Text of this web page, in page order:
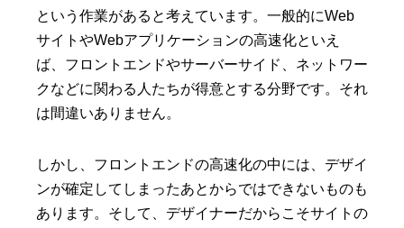
という作業があると考えています。一般的にWeb
サイトやWebアプリケーションの高速化といえ
ば、フロントエンドやサーバーサイド、ネットワー
クなどに関わる人たちが得意とする分野です。それ
は間違いありません。
しかし、フロントエンドの高速化の中には、デザイ
ンが確定してしまったあとからではできないものも
あります。そして、デザイナーだからこそサイトの